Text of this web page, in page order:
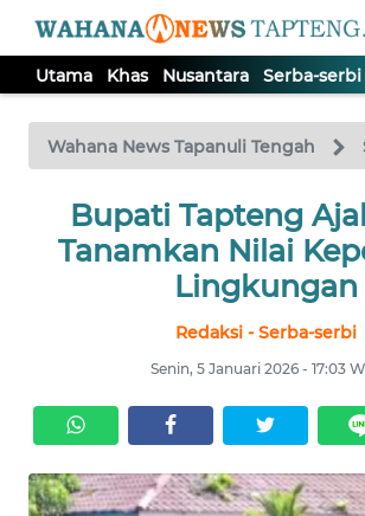
Utama Khas Nusantara Serba-serbi
Wahana News Tapanuli Tengah
Bupati Tapteng
Tanamkan Nilai
Lingkungan
Redaksi - Serba-serbi
Senin, 5 Januari 2026 - 17:03
TV
Tutup
UTAMA
SERBA-
SERBI
OPINI